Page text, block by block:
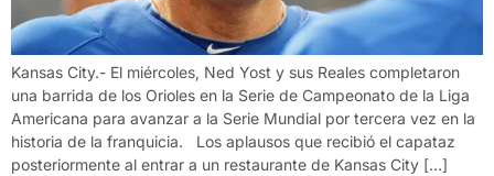
Kansas City.- El miércoles, Ned Yost y sus Reales completaron
una barrida de los Orioles en la Serie de Campeonato de la Liga
Americana para avanzar a la Serie Mundial por tercera vez en la
historia de la franquicia. Los aplausos que recibió el capataz
posteriormente al entrar a un restaurante de Kansas City […]